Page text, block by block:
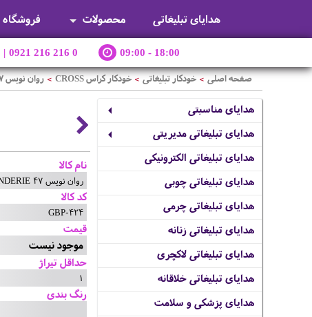
هدایای تبلیغاتی محصولات فروشگاه
| 0921 216 216 0 09:00 - 18:00
صفحه اصلی > خودکار تبلیغاتی > خودکار کراس CROSS > روان نویس PEERLESS FONDERIE 47
هدایای مناسبتی
هدایای تبلیغاتی مدیریتی
هدایای تبلیغاتی الکترونیکی
هدایای تبلیغاتی چوبی
هدایای تبلیغاتی چرمی
هدایای تبلیغاتی زنانه
هدایای تبلیغاتی لاکچری
هدایای تبلیغاتی خلاقانه
هدایای پزشکی و سلامت
نام کالا
روان نویس PEERLESS FONDERIE 47
کد کالا
GBP-424
قیمت
موجود نیست
حداقل تیراژ
1
رنگ بندی